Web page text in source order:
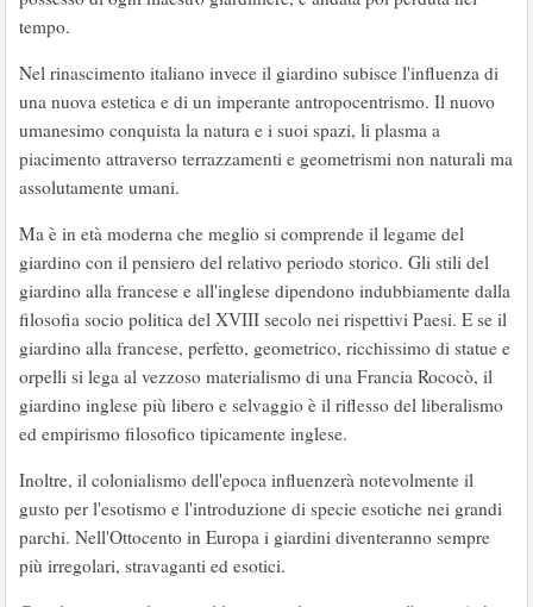
tempo.
Nel rinascimento italiano invece il giardino subisce l'influenza di
una nuova estetica e di un imperante antropocentrismo. Il nuovo
umanesimo conquista la natura e i suoi spazi, li plasma a
piacimento attraverso terrazzamenti e geometrismi non naturali ma
assolutamente umani.
Ma è in età moderna che meglio si comprende il legame del
giardino con il pensiero del relativo periodo storico. Gli stili del
giardino alla francese e all'inglese dipendono indubbiamente dalla
filosofia socio politica del XVIII secolo nei rispettivi Paesi. E se il
giardino alla francese, perfetto, geometrico, ricchissimo di statue e
orpelli si lega al vezzoso materialismo di una Francia Rococò, il
giardino inglese più libero e selvaggio è il riflesso del liberalismo
ed empirismo filosofico tipicamente inglese.
Inoltre, il colonialismo dell'epoca influenzerà notevolmente il
gusto per l'esotismo e l'introduzione di specie esotiche nei grandi
parchi. Nell'Ottocento in Europa i giardini diventeranno sempre
più irregolari, stravaganti ed esotici.